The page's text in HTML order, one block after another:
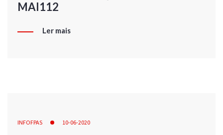
MAI112
Ler mais
INFOFPAS 10-06-2020